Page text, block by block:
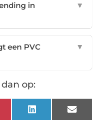
in
▼
een PVC
▼
op:
LinkedIn Email